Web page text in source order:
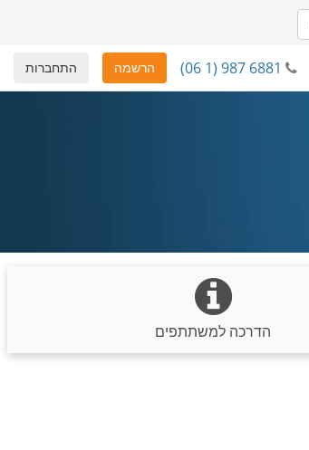
התחברות הרשמה (06 1) 987 6881
הדרכה למשתתפים